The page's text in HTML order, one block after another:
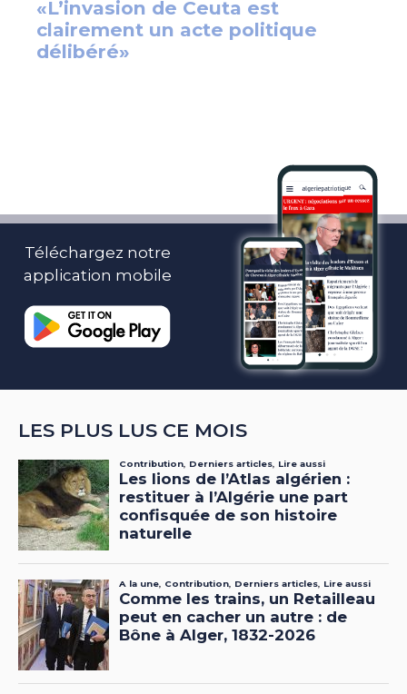
Téléchargez notre
application mobile
LES PLUS LUS CE MOIS